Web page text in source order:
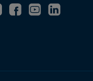
FolgenFolgenFolgeFolgen